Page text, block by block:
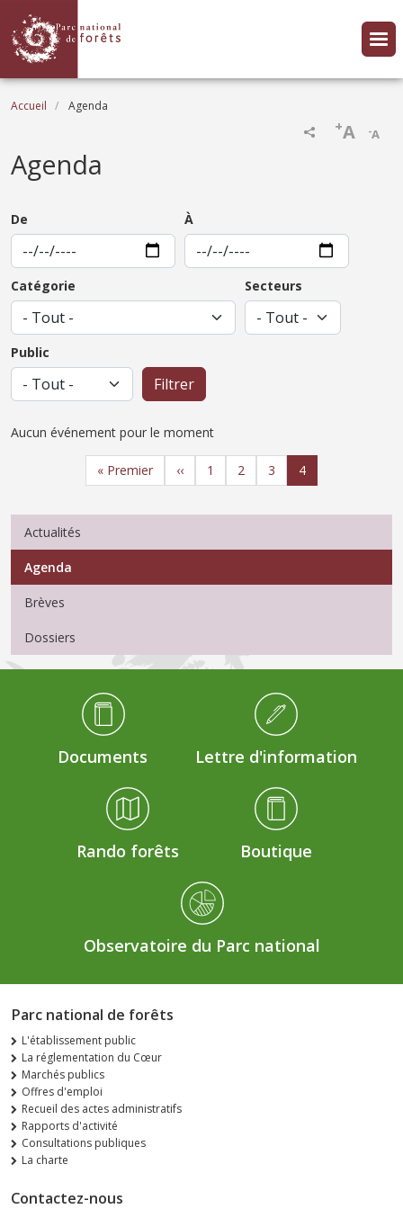
Fil d'Ariane
Accueil Agenda
-A
+A
Agenda
De À
Catégorie Secteurs
Public
Aucun événement pour le moment
PaginationPremière page
« Premier Page précédente
‹‹ Page
1 Page
2 Page
3 Page
4
Menu Actualités
Actualités
Agenda
Brèves
Dossiers
Médiathèque Footer
Documents Lettre d'information
Rando forêts Boutique
Observatoire du Parc national
Parc national de forêts
L'établissement public
La réglementation du Cœur
Marchés publics
Offres d'emploi
Recueil des actes administratifs
Rapports d'activité
Consultations publiques
La charte
Contactez-nous